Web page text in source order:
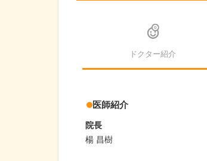
ドクター紹介
医師紹介
院長
楊 昌樹